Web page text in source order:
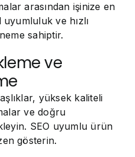
arasından işinize en
ve hızlı
sahiptir.
ve
yüksek kaliteli
ve doğru
SEO uyumlu ürün
gösterin.